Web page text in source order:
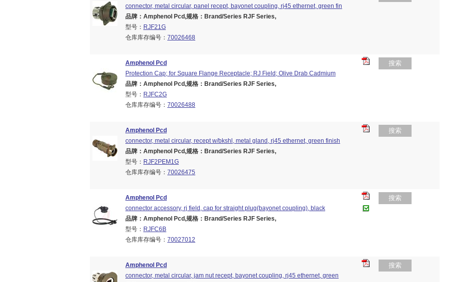
connector, metal circular, panel recept, bayonet coupling, rj45 ethernet, green fin
品牌：Amphenol Pcd,规格：Brand/Series RJF Series,
型号： RJF21G
仓库库存编号： 70026468
Amphenol Pcd
Protection Cap; for Square Flange Receptacle; RJ Field; Olive Drab Cadmium
品牌：Amphenol Pcd,规格：Brand/Series RJF Series,
型号： RJFC2G
仓库库存编号： 70026488
搜索
Amphenol Pcd
connector, metal circular, recept w/bkshl, metal gland, rj45 ethernet, green finish
品牌：Amphenol Pcd,规格：Brand/Series RJF Series,
型号： RJF2PEM1G
仓库库存编号： 70026475
搜索
Amphenol Pcd
connector accessory, rj field, cap for straight plug(bayonet coupling), black
品牌：Amphenol Pcd,规格：Brand/Series RJF Series,
型号： RJFC6B
仓库库存编号： 70027012
搜索
Amphenol Pcd
connector, metal circular, jam nut recept, bayonet coupling, rj45 ethernet, green
搜索